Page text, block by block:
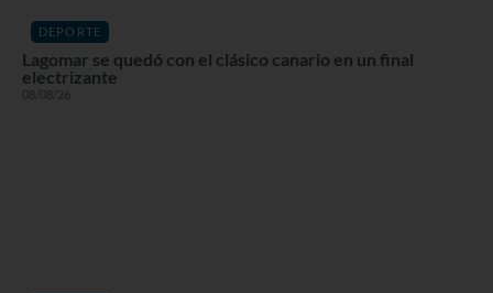
DEPORTE
Lagomar se quedó con el clásico canario en un final
electrizante
08/08/26